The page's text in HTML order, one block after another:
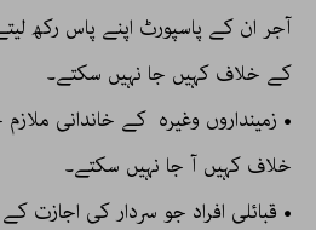
آجر ان کے پاسپورٹ اپنے پاس رکھ
کے خلاف کہیں جا نہیں سکتے۔
• زمینداروں وغیرہ کے خاندانی
خلاف کہیں آ جا نہیں سکتے۔
• قبائلی افراد جو سردار کی اجازت